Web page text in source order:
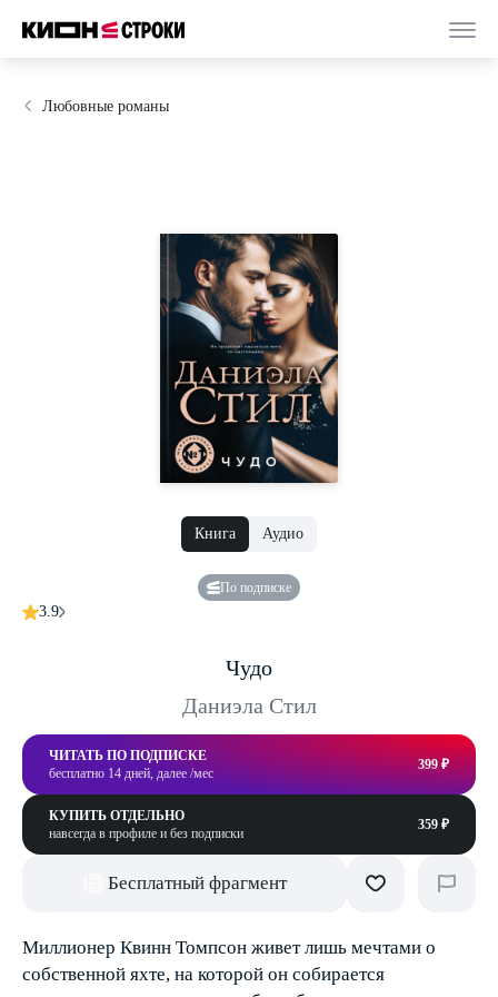
Любовные романы
Книга Аудио
По подписке
3.9
Чудо
Даниэла Стил
ЧИТАТЬ ПО ПОДПИСКЕ
бесплатно 14 дней, далее /мес
399 ₽
КУПИТЬ ОТДЕЛЬНО
навсегда в профиле и без подписки
359 ₽
Бесплатный фрагмент
Миллионер Квинн Томпсон живет лишь мечтами о
собственной яхте, на которой он собирается